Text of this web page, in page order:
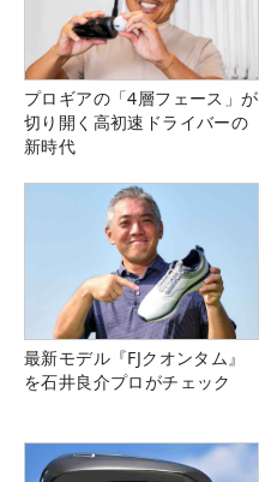
プロギアの「4層フェース」が
切り開く高初速ドライバーの
新時代
最新モデル『FJクオンタム』
を石井良介プロがチェック